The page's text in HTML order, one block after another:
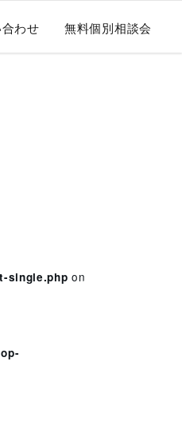
わせ 無料個別相談会
single.php on